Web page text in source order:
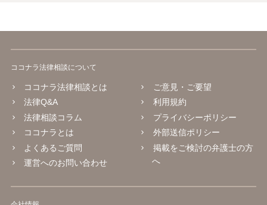
ココナラ法律相談について
ココナラ法律相談とは
法律Q&A
法律相談コラム
ココナラとは
よくあるご質問
運営へのお問い合わせ
ご意見・ご要望
利用規約
プライバシーポリシー
外部送信ポリシー
掲載をご検討の弁護士の方
へ